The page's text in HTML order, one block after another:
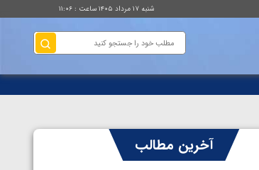
شنبه ۱۷ مرداد ۱۴۰۵ ساعت : ۱۱:۰۶
آخرین مطالب